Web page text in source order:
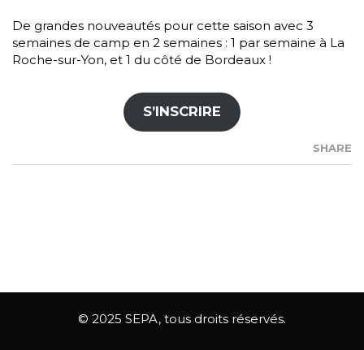
De grandes nouveautés pour cette saison avec 3
semaines de camp en 2 semaines : 1 par semaine à La
Roche-sur-Yon, et 1 du côté de Bordeaux !
S’INSCRIRE
SHARE
© 2025 SEPA, tous droits réservés.